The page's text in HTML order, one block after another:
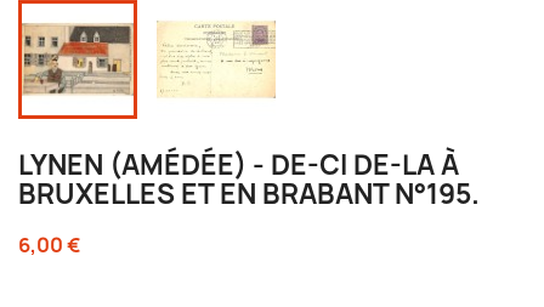
LYNEN (AMÉDÉE) - DE-CI DE-LA À
BRUXELLES ET EN BRABANT N°195.
6,00 €